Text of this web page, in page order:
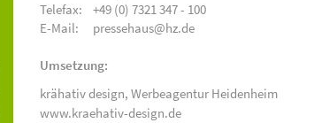
Telefax:
+49 (0) 7321 347 - 100
E-Mail:
pressehaus@hz.de
Umsetzung:
krähativ design, Werbeagentur Heidenheim
www.kraehativ-design.de